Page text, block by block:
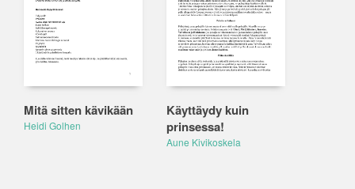
Mitä sitten kävikään
Heidi Golhen
Käyttäydy kuin
prinsessa!
Aune Kivikoskela